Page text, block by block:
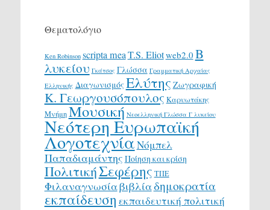
Θεματολόγιο
Ken Robinson scripta meaT.S. Eliotweb2.0 Β
λυκείου Γκάτσος Γλώσσα Γραμματική Αρχαίας
Ελληνικής ΔιαγωνισμόςΕλύτης Ζωγραφική
Κ. Γεωργουσόπουλος Καρυωτάκης
ΜνήμηΜουσική Νεοελληνική Γλώσσα Γ λυκείου
Νεότερη Ευρωπαϊκή
ΛογοτεχνίαΝόμπελ
Παπαδιαμάντης Ποίηση και κρίση
ΠολιτικήΣεφέρης ΤΠΕ
Φιλαναγνωσίαβιβλίαδημοκρατία
εκπαίδευση εκπαιδευτική πολιτική